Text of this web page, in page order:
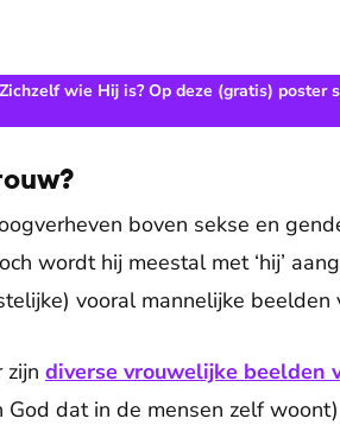
wie Hij is? Op deze (gratis) poster
boven sekse en
wordt hij meestal met ‘hij’
vooral mannelijke beelden
zijn diverse vrouwelijke beelden
dat in de mensen zelf